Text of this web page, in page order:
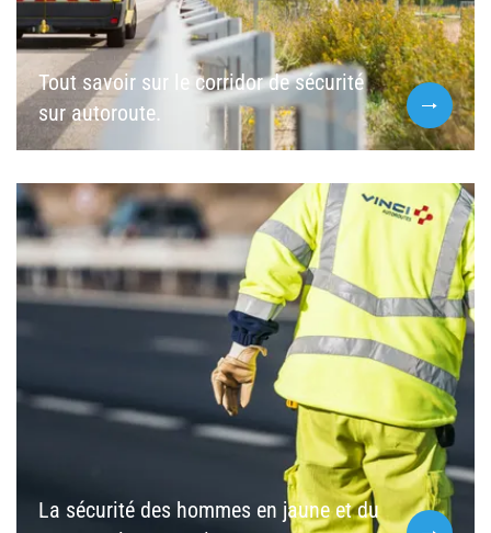
Tout savoir sur le corridor de sécurité
sur autoroute.
La sécurité des hommes en jaune et du